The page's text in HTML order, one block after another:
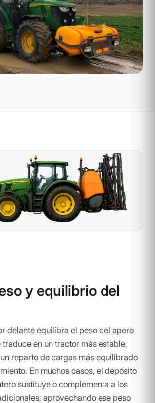
y equilibrio del
delante equilibra el peso del apero
traduce en un tractor más estable,
reparto de cargas más equilibrado
En muchos casos, el depósito
sustituye o complementa a los
aprovechando ese peso